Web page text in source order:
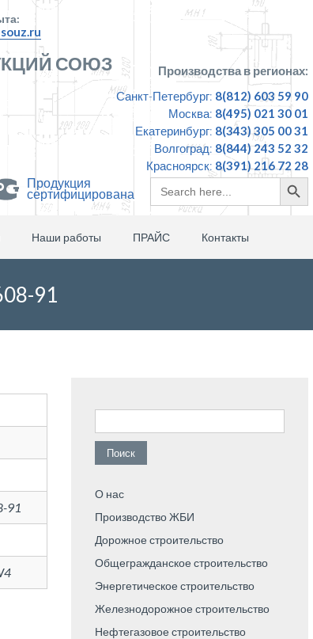
СОЮЗ
Производства в регионах:
Санкт-Петербург: 8(812) 603 59 90
Москва: 8(495) 021 30 01
Екатеринбург: 8(343) 305 00 31
Волгоград: 8(844) 243 52 32
Красноярск: 8(391) 216 72 28
Продукция
сертифицирована
Search
for:
Наши работы ПРАЙС Контакты
91
91
Найти:
О нас
Производство ЖБИ
Дорожное строительство
Общегражданское строительство
Энергетическое строительство
Железнодорожное строительство
Нефтегазовое строительство